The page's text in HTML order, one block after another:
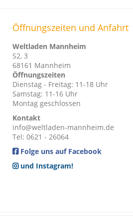
Öffnungszeiten und Anfahrt
Weltladen Mannheim
S2, 3
68161 Mannheim
Öffnungszeiten
Dienstag - Freitag: 11-18 Uhr
Samstag: 11-16 Uhr
Montag geschlossen
Kontakt
info@weltladen-mannheim.de
Tel: 0621 - 26064
Folge uns auf Facebook
und Instagram!